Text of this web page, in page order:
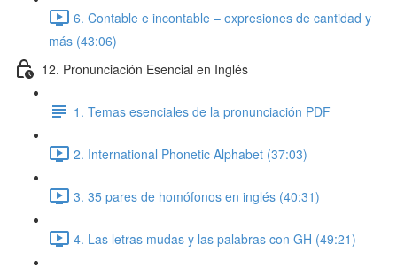
6. Contable e incontable – expresiones de cantidad y
más (43:06)
12. Pronunciación Esencial en Inglés
1. Temas esenciales de la pronunciación PDF
2. International Phonetic Alphabet (37:03)
3. 35 pares de homófonos en inglés (40:31)
4. Las letras mudas y las palabras con GH (49:21)